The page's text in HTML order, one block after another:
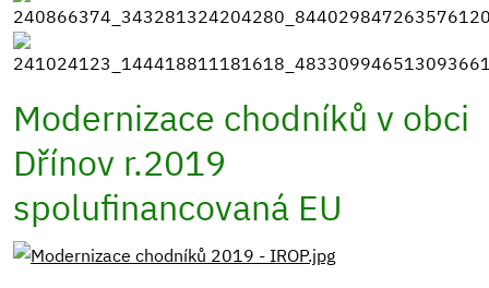
Modernizace chodníků v obci
Dřínov r.2019
spolufinancovaná EU